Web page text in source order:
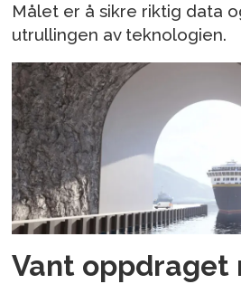
Målet er å sikre riktig data
utrullingen av teknologien.
Vant oppdraget